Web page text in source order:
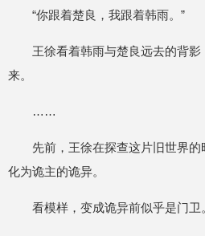
“你跟着楚良，我跟着韩雨。”
王徐看着韩雨与楚良远去的背
来。
……
先前，王徐在探查这片旧世界
化为诡主的诡异。
看模样，变成诡异前似乎是门卫